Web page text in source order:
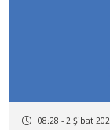
08:28 - 2 Şibat